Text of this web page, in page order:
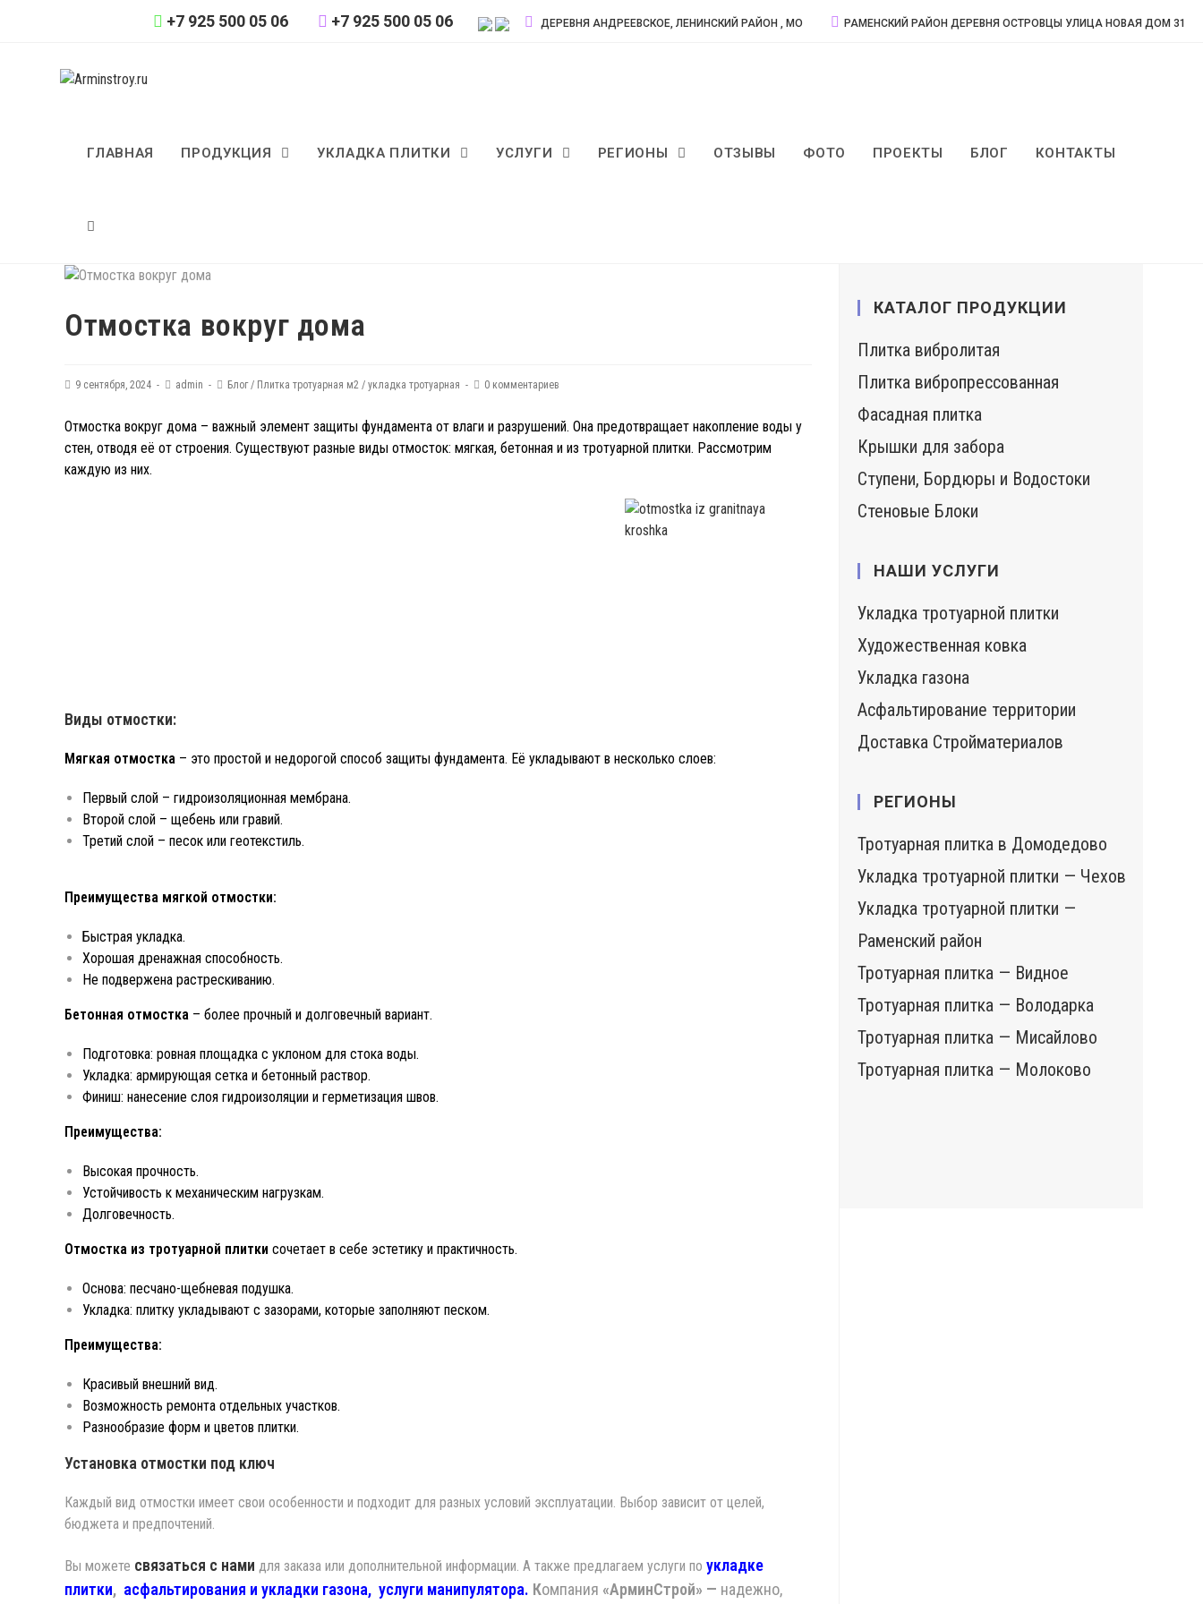
⁦+7 925 500 05 06 ⁦+7 925 500 05 06 ДЕРЕВНЯ АНДРЕЕВСКОЕ, ЛЕНИНСКИЙ РАЙОН , МО РАМЕНСКИЙ РАЙОН ДЕРЕВНЯ ОСТРОВЦЫ УЛИЦА НОВАЯ ДОМ 31
ГЛАВНАЯ ПРОДУКЦИЯ УКЛАДКА ПЛИТКИ УСЛУГИ РЕГИОНЫ ОТЗЫВЫ ФОТО ПРОЕКТЫ БЛОГ КОНТАКТЫ
Отмостка вокруг дома
9 сентября, 2024 admin Блог / Плитка тротуарная м2 / укладка тротуарная 0 комментариев
Отмостка вокруг дома – важный элемент защиты фундамента от влаги и разрушений. Она предотвращает накопление воды у
стен, отводя её от строения. Существуют разные виды отмосток: мягкая, бетонная и из тротуарной плитки. Рассмотрим
каждую из них.
Виды отмостки:
Мягкая отмостка – это простой и недорогой способ защиты фундамента. Её укладывают в несколько слоев:
Первый слой – гидроизоляционная мембрана.
Второй слой – щебень или гравий.
Третий слой – песок или геотекстиль.
Преимущества мягкой отмостки:
Быстрая укладка.
Хорошая дренажная способность.
Не подвержена растрескиванию.
Бетонная отмостка – более прочный и долговечный вариант.
Подготовка: ровная площадка с уклоном для стока воды.
Укладка: армирующая сетка и бетонный раствор.
Финиш: нанесение слоя гидроизоляции и герметизация швов.
Преимущества:
Высокая прочность.
Устойчивость к механическим нагрузкам.
Долговечность.
Отмостка из тротуарной плитки сочетает в себе эстетику и практичность.
Основа: песчано-щебневая подушка.
Укладка: плитку укладывают с зазорами, которые заполняют песком.
Преимущества:
Красивый внешний вид.
Возможность ремонта отдельных участков.
Разнообразие форм и цветов плитки.
Установка отмостки под ключ
Каждый вид отмостки имеет свои особенности и подходит для разных условий эксплуатации. Выбор зависит от целей,
бюджета и предпочтений.
Вы можете связаться с нами для заказа или дополнительной информации. А также предлагаем услуги по укладке
плитки, асфальтирования иукладки газона,услуги манипулятора. Компания «АрминСтрой» — надежно,
КАТАЛОГ ПРОДУКЦИИ
Плитка вибролитая
Плитка вибропрессованная
Фасадная плитка
Крышки для забора
Ступени, Бордюры и Водостоки
Стеновые Блоки
НАШИ УСЛУГИ
Укладка тротуарной плитки
Художественная ковка
Укладка газона
Асфальтирование территории
Доставка Стройматериалов
РЕГИОНЫ
Тротуарная плитка в Домодедово
Укладка тротуарной плитки — Чехов
Укладка тротуарной плитки —
Раменский район
Тротуарная плитка — Видное
Тротуарная плитка — Володарка
Тротуарная плитка — Мисайлово
Тротуарная плитка — Молоково